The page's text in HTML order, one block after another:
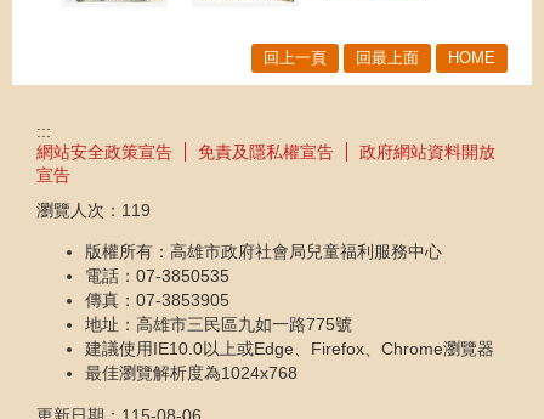
回上一頁 回最上面 HOME
:::
網站安全政策宣告
免責及隱私權宣告
政府網站資料開放
宣告
瀏覽人次： 119
版權所有：高雄市政府社會局兒童福利服務中心
電話：07-3850535
傳真：07-3853905
地址：高雄市三民區九如一路775號
建議使用IE10.0以上或Edge、Firefox、Chrome瀏覽器
最佳瀏覽解析度為1024x768
更新日期： 115-08-06